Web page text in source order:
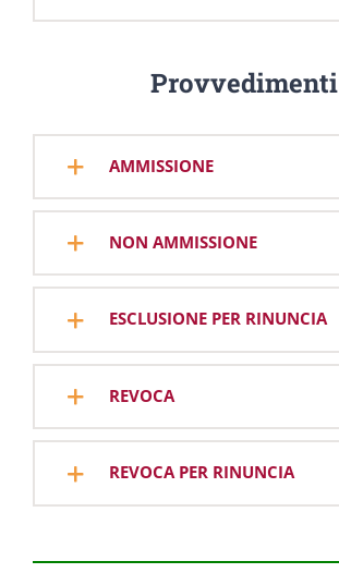
Provvedimenti
AMMISSIONE
NON AMMISSIONE
ESCLUSIONE PER RINUNCIA
REVOCA
REVOCA PER RINUNCIA